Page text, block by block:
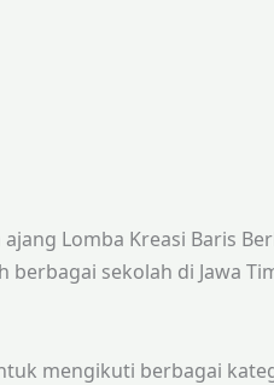
Lomba Kreasi Baris
sekolah di Jawa
mengikuti berbagai